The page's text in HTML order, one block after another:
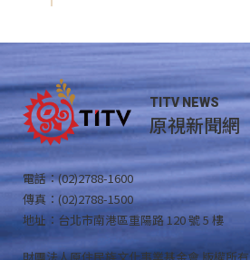
TITV NEWS
原視新聞網
電話：(02)2788-1600
傳真：(02)2788-1500
地址：台北市南港區重陽路 120 號 5 樓
財團法人原住民族文化事業基金會 版權所有